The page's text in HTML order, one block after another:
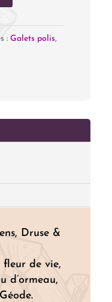
: Galets polis,
Druse &
fleur de vie,
d’ormeau,